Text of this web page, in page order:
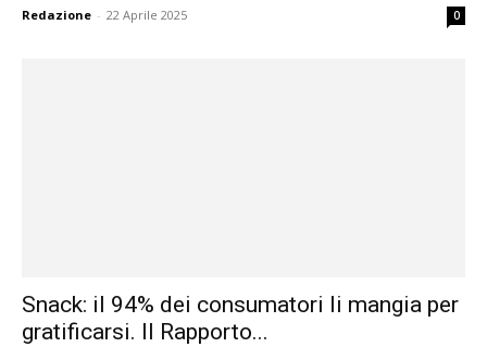
Redazione - 22 Aprile 2025 0
Snack: il 94% dei consumatori li mangia per
gratificarsi. Il Rapporto...